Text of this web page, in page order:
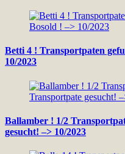
Betti 4 ! Transportpaten
10/2023
Ballamber ! 1/2
gesucht! –> 10/2023